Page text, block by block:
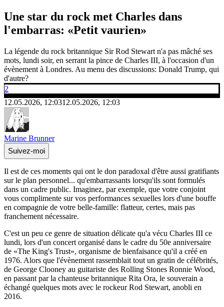
Une star du rock met Charles dans
l'embarras: «Petit vaurien»
La légende du rock britannique Sir Rod Stewart n'a pas mâché ses
mots, lundi soir, en serrant la pince de Charles III, à l'occasion d'un
évènement à Londres. Au menu des discussions: Donald Trump, qui
d'autre?
2
12.05.2026, 12:0312.05.2026, 12:03
Marine Brunner
Suivez-moi
Il est de ces moments qui ont le don paradoxal d'être aussi gratifiants
sur le plan personnel... qu'embarrassants lorsqu'ils sont formulés
dans un cadre public. Imaginez, par exemple, que votre conjoint
vous complimente sur vos performances sexuelles lors d'une bouffe
en compagnie de votre belle-famille: flatteur, certes, mais pas
franchement nécessaire.
C'est un peu ce genre de situation délicate qu'a vécu Charles III ce
lundi, lors d'un concert organisé dans le cadre du 50e anniversaire
de «The King's Trust», organisme de bienfaisance qu'il a créé en
1976. Alors que l'évènement rassemblait tout un gratin de célébrités,
de George Clooney au guitariste des Rolling Stones Ronnie Wood,
en passant par la chanteuse britannique Rita Ora, le souverain a
échangé quelques mots avec le rockeur Rod Stewart, anobli en
2016.